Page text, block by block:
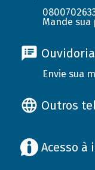
Mande
Ouvidoria
Envie sua
Outros
Acesso à